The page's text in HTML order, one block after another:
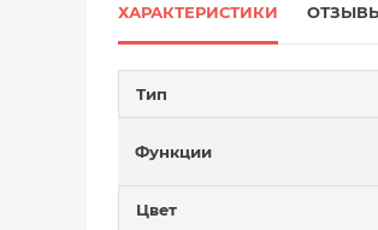
ХАРАКТЕРИСТИКИ
Тип
Функции
Цвет